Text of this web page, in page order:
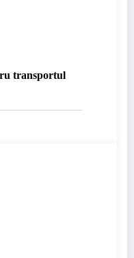
transportul